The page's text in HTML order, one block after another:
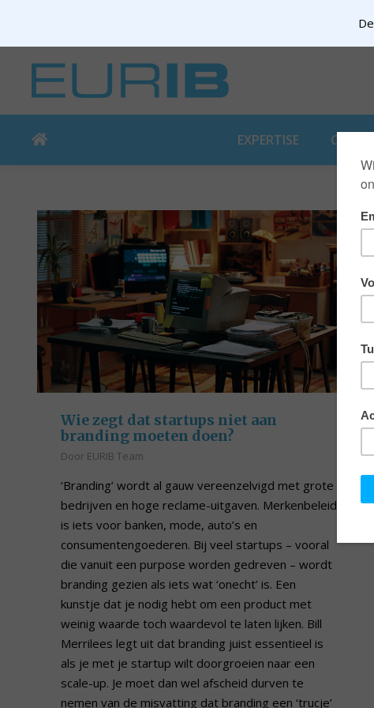
EXPERTISE
Wie zegt dat startups niet aan
branding moeten doen?
Door EURIB Team
‘Branding’ wordt al gauw vereenzelvigd met grote
bedrijven en hoge reclame-uitgaven. Merkenbeleid
is iets voor banken, mode, auto’s en
consumentengoederen. Bij veel startups – vooral
die vanuit een purpose worden gedreven – wordt
branding gezien als iets wat ‘onecht’ is. Een
kunstje dat je nodig hebt om een product met
weinig waarde toch waardevol te laten lijken. Bill
Merrilees legt uit dat branding juist essentieel is
als je met je startup wilt doorgroeien naar een
scale-up. Je moet dan wel afscheid durven te
nemen van de misvatting dat branding een ‘trucje’